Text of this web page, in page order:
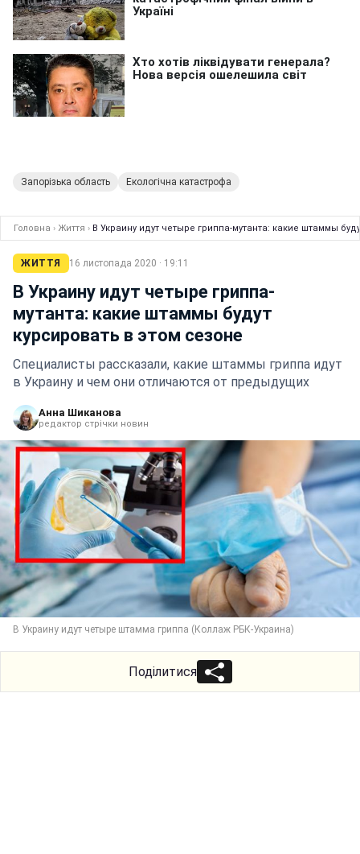
Запорізька область Екологічна катастрофа
Головна › Життя › В Украину идут четыре гриппа-мутанта: какие штаммы
ЖИТТЯ 16 листопада 2020 · 19:11
В Украину идут четыре гриппа-
мутанта: какие штаммы будут
курсировать в этом сезоне
Специалисты рассказали, какие штаммы гриппа идут
в Украину и чем они отличаются от предыдущих
Анна Шиканова
редактор стрічки новин
В Украину идут четыре штамма гриппа (Коллаж РБК-Украина)
Поділитися